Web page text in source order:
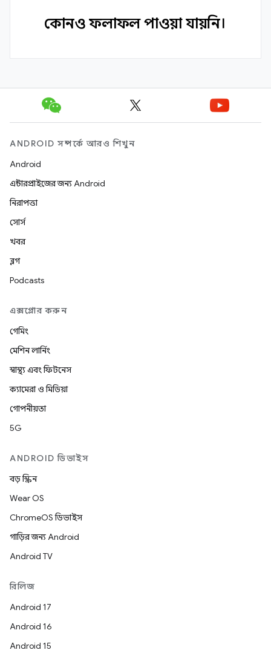
কোনও ফলাফল পাওয়া যায়নি।
ANDROID সম্পর্কে আরও শিখুন
Android
এন্টারপ্রাইজের জন্য Android
নিরাপত্তা
সোর্স
খবর
ব্লগ
Podcasts
এক্সপ্লোর করুন
গেমিং
মেশিন লার্নিং
স্বাস্থ্য এবং ফিটনেস
ক্যামেরা ও মিডিয়া
গোপনীয়তা
5G
ANDROID ডিভাইস
বড় স্ক্রিন
Wear OS
ChromeOS ডিভাইস
গাড়ির জন্য Android
Android TV
রিলিজ
Android 17
Android 16
Android 15